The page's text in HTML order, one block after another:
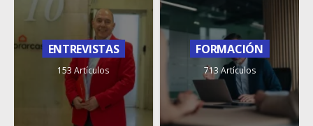
ENTREVISTAS
153 Artículos
FORMACIÓN
713 Artículos